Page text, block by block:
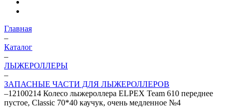
Главная
–
Каталог
–
ЛЫЖЕРОЛЛЕРЫ
–
ЗАПАСНЫЕ ЧАСТИ ДЛЯ ЛЫЖЕРОЛЛЕРОВ
–12100214 Колесо лыжероллера ELPEX Team 610 переднее
пустое, Classic 70*40 каучук, очень медленное №4